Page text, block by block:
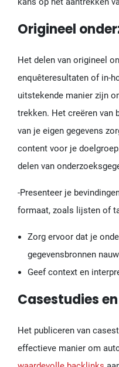
Origineel
Het delen van origineel
enquêteresultaten of in-
uitstekende manier zijn
trekken. Het creëren van
van je eigen gegevens
content voor je
delen van
-Presenteer je
formaat, zoals lijsten of
Zorg ervoor dat je
gegevensbronnen
Geef context en
Casestudies
Het publiceren van
effectieve manier om